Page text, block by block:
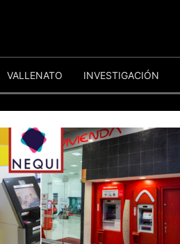
VALLENATO INVESTIGACIÓN